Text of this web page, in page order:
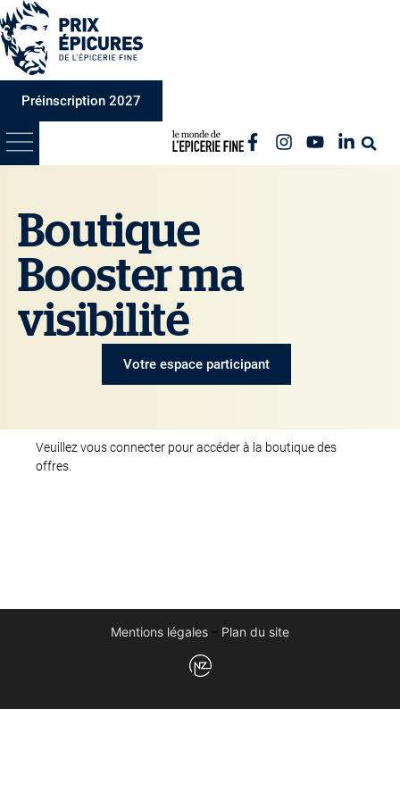
Préinscription 2027
Boutique
Booster ma
visibilité
Votre espace participant
Veuillez vous connecter pour accéder à la boutique des
offres.
Mentions légales Plan du site